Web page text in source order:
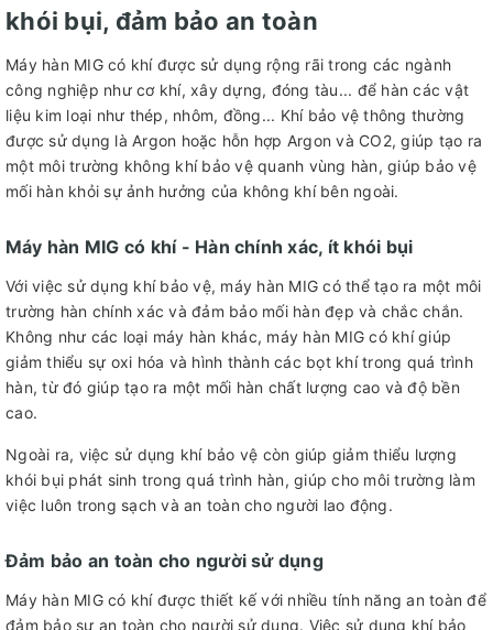
khói bụi, đảm bảo an toàn
Máy hàn MIG có khí được sử dụng rộng rãi trong các ngành
công nghiệp như cơ khí, xây dựng, đóng tàu... để hàn các vật
liệu kim loại như thép, nhôm, đồng... Khí bảo vệ thông thường
được sử dụng là Argon hoặc hỗn hợp Argon và CO2, giúp tạo ra
một môi trường không khí bảo vệ quanh vùng hàn, giúp bảo vệ
mối hàn khỏi sự ảnh hưởng của không khí bên ngoài.
Máy hàn MIG có khí - Hàn chính xác, ít khói bụi
Với việc sử dụng khí bảo vệ, máy hàn MIG có thể tạo ra một môi
trường hàn chính xác và đảm bảo mối hàn đẹp và chắc chắn.
Không như các loại máy hàn khác, máy hàn MIG có khí giúp
giảm thiểu sự oxi hóa và hình thành các bọt khí trong quá trình
hàn, từ đó giúp tạo ra một mối hàn chất lượng cao và độ bền
cao.
Ngoài ra, việc sử dụng khí bảo vệ còn giúp giảm thiểu lượng
khói bụi phát sinh trong quá trình hàn, giúp cho môi trường làm
việc luôn trong sạch và an toàn cho người lao động.
Đảm bảo an toàn cho người sử dụng
Máy hàn MIG có khí được thiết kế với nhiều tính năng an toàn để
đảm bảo sự an toàn cho người sử dụng. Việc sử dụng khí bảo